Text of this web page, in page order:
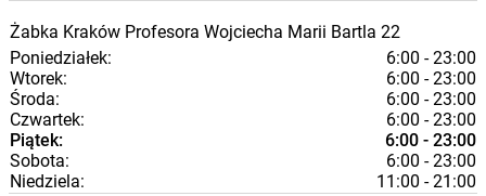
Żabka Kraków Profesora Wojciecha Marii Bartla 22
Poniedziałek:
6:00 - 23:00
Wtorek:
6:00 - 23:00
Środa:
6:00 - 23:00
Czwartek:
6:00 - 23:00
Piątek:
6:00 - 23:00
Sobota:
6:00 - 23:00
Niedziela:
11:00 - 21:00